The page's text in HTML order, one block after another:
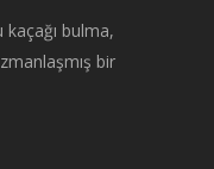
kaçağı bulma,
bir